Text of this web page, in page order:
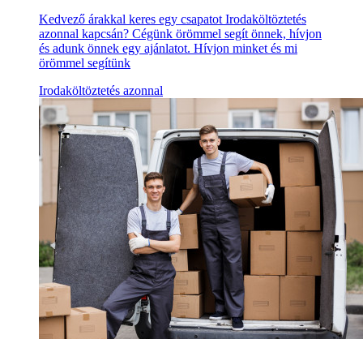
Kedvező árakkal keres egy csapatot Irodaköltöztetés
azonnal kapcsán? Cégünk örömmel segít önnek, hívjon
és adunk önnek egy ajánlatot. Hívjon minket és mi
örömmel segítünk
Irodaköltöztetés azonnal